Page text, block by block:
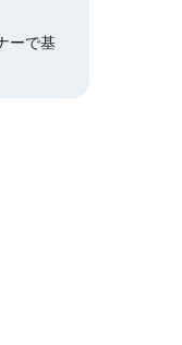
ーで基